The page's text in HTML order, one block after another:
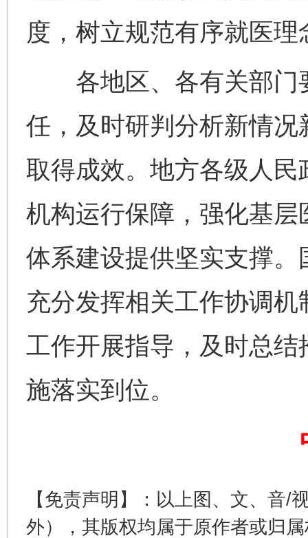
度，树立规范有序就医理
各地区、各有关部门
任，及时研判分析新情
取得成效。地方各级人
机构运行保障，强化基
体系建设提供坚实支撑
充分发挥相关工作协调
工作开展指导，及时总
施落实到位。
【免责声明】：以上图、文、音/
外），其版权均属于原作者或归